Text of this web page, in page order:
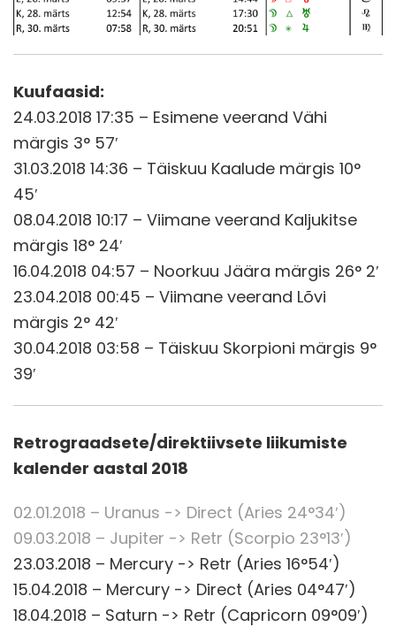
Kuufaasid:
24.03.2018 17:35 – Esimene veerand Vähi
märgis 3° 57′
31.03.2018 14:36 – Täiskuu Kaalude märgis 10°
45′
08.04.2018 10:17 – Viimane veerand Kaljukitse
märgis 18° 24′
16.04.2018 04:57 – Noorkuu Jäära märgis 26° 2′
23.04.2018 00:45 – Viimane veerand Lõvi
märgis 2° 42′
30.04.2018 03:58 – Täiskuu Skorpioni märgis 9°
39′
Retrograadsete/direktiivsete liikumiste
kalender aastal 2018
02.01.2018 – Uranus -> Direct (Aries 24°34′)
09.03.2018 – Jupiter -> Retr (Scorpio 23°13′)
23.03.2018 – Mercury -> Retr (Aries 16°54′)
15.04.2018 – Mercury -> Direct (Aries 04°47′)
18.04.2018 – Saturn -> Retr (Capricorn 09°09′)